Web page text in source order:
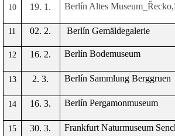
10 19. 1. Berlín Altes
11 02. 2. Berlín Gemäldegalerie
12 16. 2. Berlín Bodemuseum
13 2. 3. Berlín Sammlung Berggruen
14 16. 3. Berlín Pergamonmuseum
15 30. 3. Frankfurt Naturmuseum